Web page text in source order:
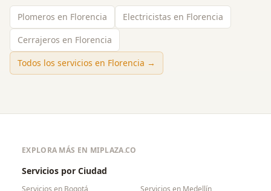
Plomeros en Florencia
Electricistas en Florencia
Cerrajeros en Florencia
Todos los servicios en Florencia →
EXPLORA MÁS EN MIPLAZA.CO
Servicios por Ciudad
Servicios en Bogotá Servicios en Medellín